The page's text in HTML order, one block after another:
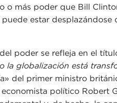
más poder que Bill
estar
poder se refleja en el
la globalización está
del primer ministro
político Robert